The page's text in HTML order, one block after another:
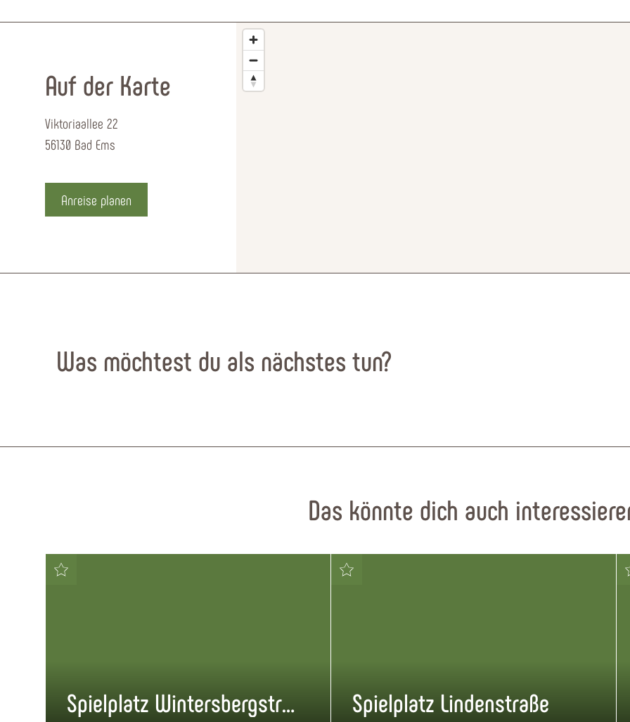
Auf der Karte
Viktoriaallee 22
56130 Bad Ems
Anreise planen
Was möchtest du als nächstes tun?
Das könnte dich auch
Spielplatz Wintersbergstraße Spielplatz Lindenstraße